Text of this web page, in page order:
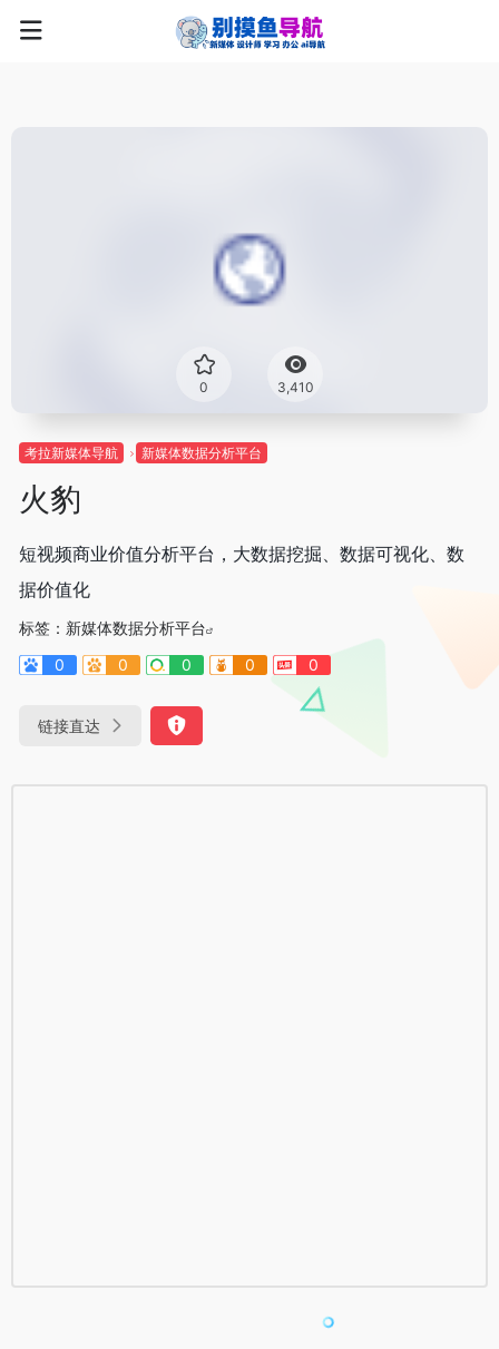
0 3,410
考拉新媒体导航 新媒体数据分析平台
火豹
短视频商业价值分析平台，大数据挖掘、数据可视化、数
据价值化
标签： 新媒体数据分析平台
0
0 0 0 0
链接直达